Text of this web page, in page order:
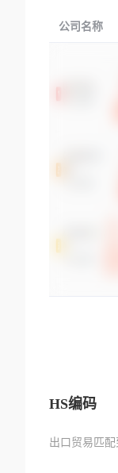
公司名称
HS编码
出口贸易匹